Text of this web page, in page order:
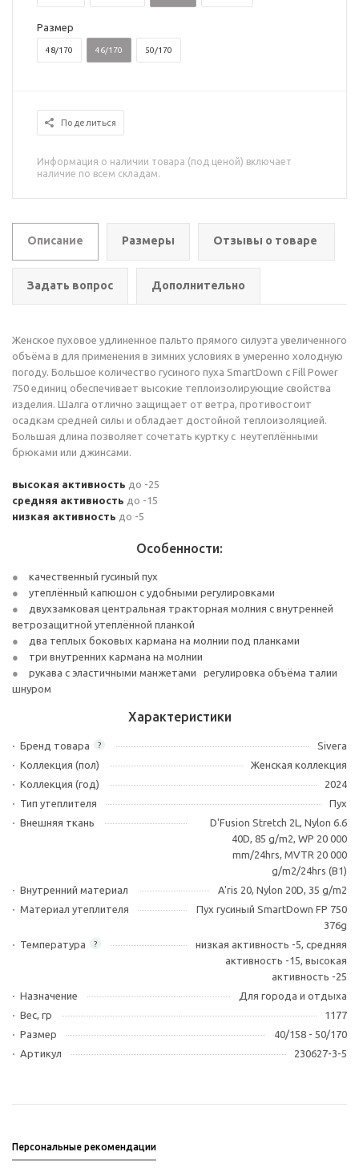
Размер
48/170 46/170 50/170
Поделиться
Информация о наличии товара (под ценой) включает
наличие по всем складам.
Описание Размеры Отзывы о товаре
Задать вопрос Дополнительно
Женское пуховое удлиненное пальто прямого силуэта увеличенного
объёма в для применения в зимних условиях в умеренно холодную
погоду. Большое количество гусиного пуха SmartDown с Fill Power
750 единиц обеспечивает высокие теплоизолирующие свойства
изделия. Шалга отлично защищает от ветра, противостоит
осадкам средней силы и обладает достойной теплоизоляцией.
Большая длина позволяет сочетать куртку с неутеплёнными
брюками или джинсами.
высокая активность до -25
средняя активность до -15
низкая активность до -5
Особенности:
качественный гусиный пух
утеплённый капюшон с удобными регулировками
двухзамковая центральная тракторная молния с внутренней
ветрозащитной утеплённой планкой
два теплых боковых кармана на молнии под планками
три внутренних кармана на молнии
рукава с эластичными манжетами регулировка объёма талии
шнуром
Характеристики
?
Бренд товара
Sivera
Коллекция (пол)
Женская коллекция
Коллекция (год)
2024
Тип утеплителя
Пух
Внешняя ткань
D'Fusion Stretch 2L, Nylon 6.6
40D, 85 g/m2, WP 20 000
mm/24hrs, MVTR 20 000
g/m2/24hrs (B1)
Внутренний материал
A'ris 20, Nylon 20D, 35 g/m2
Материал утеплителя
Пух гусиный SmartDown FP 750
376g
?
Температура
низкая активность -5, средняя
активность -15, высокая
активность -25
Назначение
Для города и отдыха
Вес, гр
1177
Размер
40/158 - 50/170
Артикул
230627-3-5
Персональные рекомендации